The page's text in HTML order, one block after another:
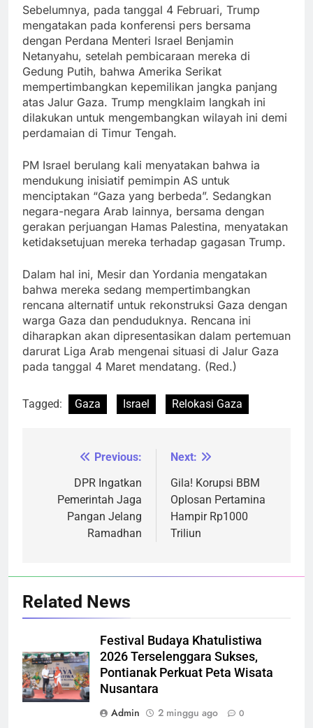
Sebelumnya, pada tanggal 4 Februari, Trump
mengatakan pada konferensi pers bersama
dengan Perdana Menteri Israel Benjamin
Netanyahu, setelah pembicaraan mereka di
Gedung Putih, bahwa Amerika Serikat
mempertimbangkan kepemilikan jangka panjang
atas Jalur Gaza. Trump mengklaim langkah ini
dilakukan untuk mengembangkan wilayah ini demi
perdamaian di Timur Tengah.
PM Israel berulang kali menyatakan bahwa ia
mendukung inisiatif pemimpin AS untuk
menciptakan “Gaza yang berbeda”. Sedangkan
negara-negara Arab lainnya, bersama dengan
gerakan perjuangan Hamas Palestina, menyatakan
ketidaksetujuan mereka terhadap gagasan Trump.
Dalam hal ini, Mesir dan Yordania mengatakan
bahwa mereka sedang mempertimbangkan
rencana alternatif untuk rekonstruksi Gaza dengan
warga Gaza dan penduduknya. Rencana ini
diharapkan akan dipresentasikan dalam pertemuan
darurat Liga Arab mengenai situasi di Jalur Gaza
pada tanggal 4 Maret mendatang. (Red.)
Tagged: Gaza Israel Relokasi Gaza
NavigasiPrevious:
DPR Ingatkan
Pemerintah Jaga
Pangan Jelang
Ramadhan
Next:
Gila! Korupsi BBM
Oplosan Pertamina
Hampir Rp1000
Triliun
Related News
Festival Budaya Khatulistiwa
2026 Terselenggara Sukses,
Pontianak Perkuat Peta Wisata
Nusantara
Admin
2 minggu ago 0